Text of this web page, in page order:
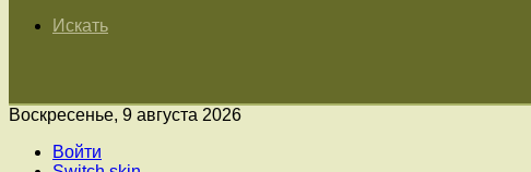
Искать
Воскресенье, 9 августа 2026
Войти